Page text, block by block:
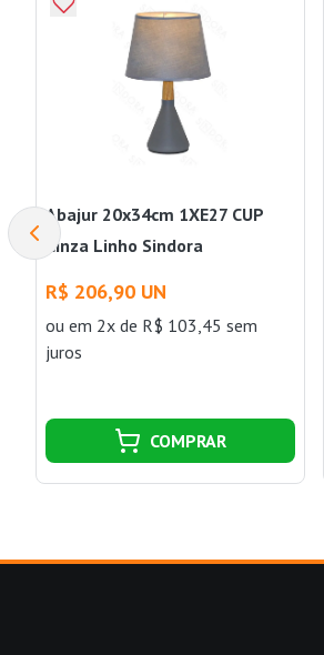
Abajur 20x34cm 1XE27 CUP
Cinza Linho Sindora
R$ 206,90 UN
ou em 2x de R$ 103,45 sem
juros
COMPRAR